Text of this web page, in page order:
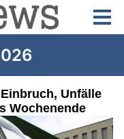
Unfälle
Wochenende